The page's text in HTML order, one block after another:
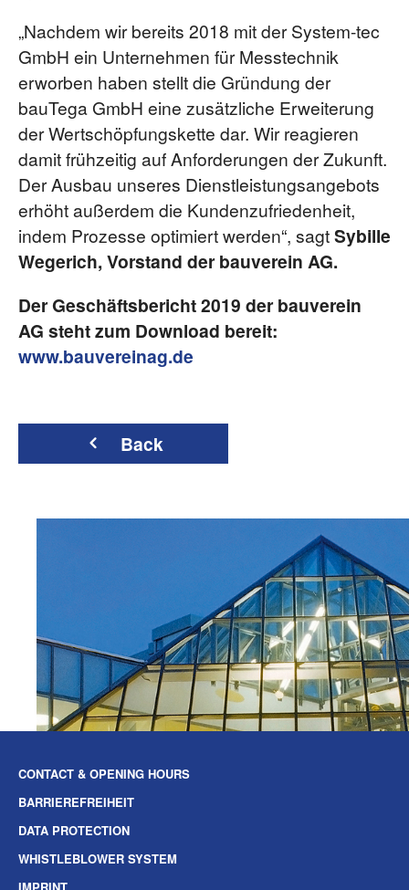
„Nachdem wir bereits 2018 mit der System-tec
GmbH ein Unternehmen für Messtechnik
erworben haben stellt die Gründung der
bauTega GmbH eine zusätzliche Erweiterung
der Wertschöpfungskette dar. Wir reagieren
damit frühzeitig auf Anforderungen der Zukunft.
Der Ausbau unseres Dienstleistungsangebots
erhöht außerdem die Kundenzufriedenheit,
indem Prozesse optimiert werden“, sagtSybille
Wegerich, Vorstand der bauverein AG.
Der Geschäftsbericht 2019 der bauverein
AG steht zum Download bereit:
www.bauvereinag.de
Back
CONTACT & OPENING HOURS
BARRIEREFREIHEIT
DATA PROTECTION
WHISTLEBLOWER SYSTEM